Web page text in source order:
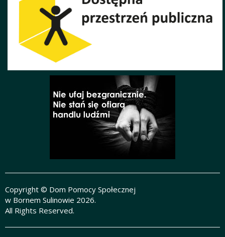
Copyright © Dom Pomocy Społecznej
w Bornem Sulinowie 2026.
All Rights Reserved.